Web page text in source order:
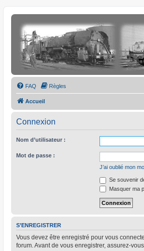
FAQ Règles
Accueil
Connexion
Nom d’utilisateur :
Mot de passe :
J’ai oublié mon
Se souvenir
Masquer ma
S’ENREGISTRER
Vous devez être enregistré pour vous
forum. Avant de vous enregistrer, assurez-